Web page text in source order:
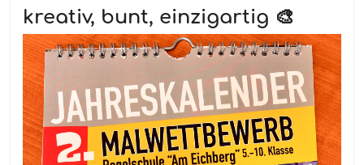
kreativ, bunt, einzigartig 🎨